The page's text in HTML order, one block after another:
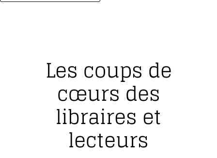
Les coups de
cœurs des
libraires et
lecteurs